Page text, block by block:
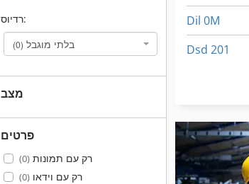
רדיוס:
בלתי מוגבל (0)
מצב
פרטים
רק עם תמונות(0)
רק עם וידאו(0)
Dil 0M
Dsd 201
בר עגלה
דוד 11 Kw